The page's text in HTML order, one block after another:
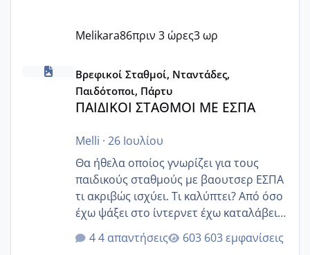
Melikara86πριν 3 ώρες3 ωρ
ΠΑΙΔΙΚΟΙ ΣΤΑΘΜΟΙ ΜΕ ΕΣΠΑ
Βρεφικοί Σταθμοί, Νταντάδες,
Παιδότοποι, Πάρτυ
ΠΑΙΔΙΚΟΙ ΣΤΑΘΜΟΙ ΜΕ ΕΣΠΑ
Melli · 26 Ιουλίου
Θα ήθελα οποίος γνωρίζει για τους
παιδικούς σταθμούς με βαουτσερ ΕΣΠΑ
τι ακριβώς ισχύει. Τι καλύπτει? Από όσο
έχω ψάξει στο ίντερνετ έχω καταλάβει
ότι το βαουτσερ καλύπτει όλα τα
δίδακτρα και τα τροφεια του ιδιωτικού
4 απαντήσεις 603 εμφανίσεις